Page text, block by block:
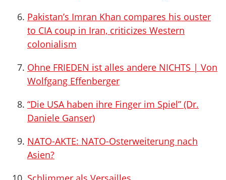
Pakistan’s Imran Khan compares his ouster
to CIA coup in Iran, criticizes Western
colonialism
Ohne FRIEDEN ist alles andere NICHTS | Von
Wolfgang Effenberger
“Die USA haben ihre Finger im Spiel” (Dr.
Daniele Ganser)
NATO-AKTE: NATO-Osterweiterung nach
Asien?